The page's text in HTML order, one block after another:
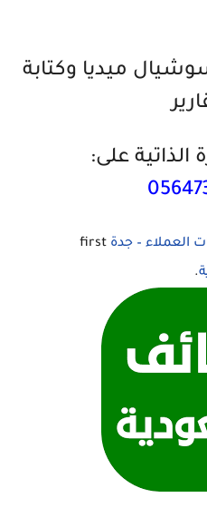
ميديا وكتابة
على:
العملاء – جدة first
.